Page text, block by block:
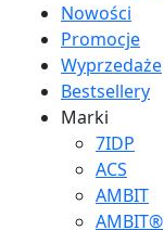
Nowości
Promocje
Wyprzedaże
Bestsellery
Marki
7IDP
ACS
AMBIT
AMBIT®